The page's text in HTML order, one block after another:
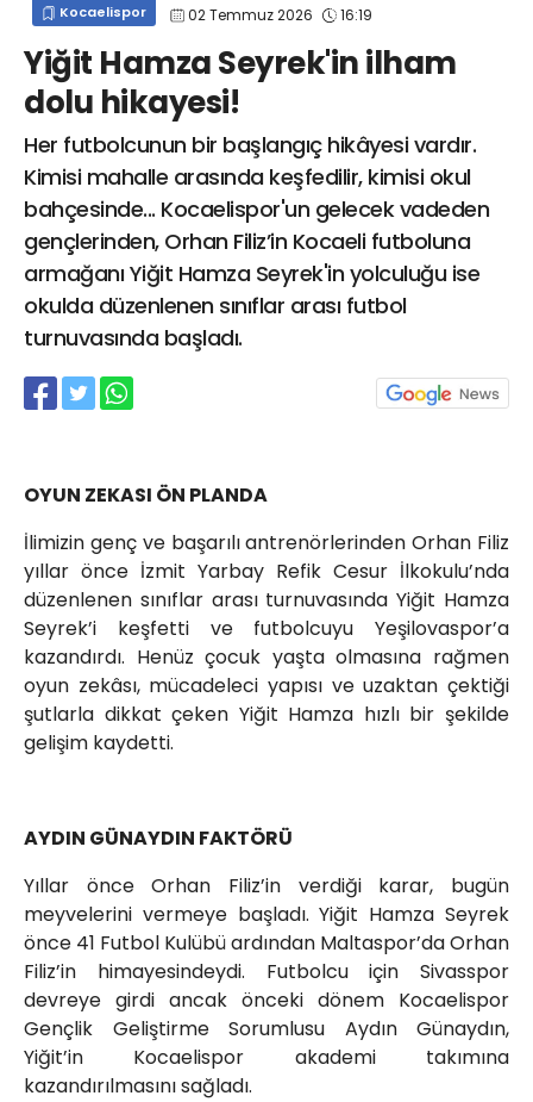
Kocaelispor 02 Temmuz 2026 16:19
Yiğit Hamza Seyrek'in ilham
dolu hikayesi!
Her futbolcunun bir başlangıç hikâyesi vardır.
Kimisi mahalle arasında keşfedilir, kimisi okul
bahçesinde... Kocaelispor'un gelecek vadeden
gençlerinden, Orhan Filiz’in Kocaeli futboluna
armağanı Yiğit Hamza Seyrek'in yolculuğu ise
okulda düzenlenen sınıflar arası futbol
turnuvasında başladı.
OYUN ZEKASI ÖN PLANDA
İlimizin genç ve başarılı antrenörlerinden Orhan Filiz
yıllar önce İzmit Yarbay Refik Cesur İlkokulu’nda
düzenlenen sınıflar arası turnuvasında Yiğit Hamza
Seyrek’i keşfetti ve futbolcuyu Yeşilovaspor’a
kazandırdı. Henüz çocuk yaşta olmasına rağmen
oyun zekâsı, mücadeleci yapısı ve uzaktan çektiği
şutlarla dikkat çeken Yiğit Hamza hızlı bir şekilde
gelişim kaydetti.
AYDIN GÜNAYDIN FAKTÖRÜ
Yıllar önce Orhan Filiz’in verdiği karar, bugün
meyvelerini vermeye başladı. Yiğit Hamza Seyrek
önce 41 Futbol Kulübü ardından Maltaspor’da Orhan
Filiz’in himayesindeydi. Futbolcu için Sivasspor
devreye girdi ancak önceki dönem Kocaelispor
Gençlik Geliştirme Sorumlusu Aydın Günaydın,
Yiğit’in Kocaelispor akademi takımına
kazandırılmasını sağladı.
info@spor41.com